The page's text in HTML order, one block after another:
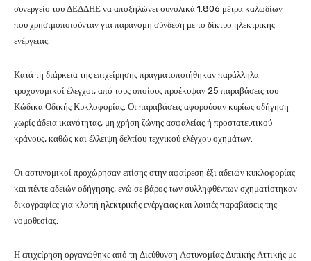
συνεργείο του ΔΕΔΔΗΕ να αποξηλώνει συνολικά 1.806 μέτρα καλωδίων
που χρησιμοποιούνταν για παράνομη σύνδεση με το δίκτυο ηλεκτρικής
ενέργειας.
Κατά τη διάρκεια της επιχείρησης πραγματοποιήθηκαν παράλληλα
τροχονομικοί έλεγχοι, από τους οποίους προέκυψαν 25 παραβάσεις του
Κώδικα Οδικής Κυκλοφορίας. Οι παραβάσεις αφορούσαν κυρίως οδήγηση
χωρίς άδεια ικανότητας, μη χρήση ζώνης ασφαλείας ή προστατευτικού
κράνους, καθώς και έλλειψη δελτίου τεχνικού ελέγχου οχημάτων.
Οι αστυνομικοί προχώρησαν επίσης στην αφαίρεση έξι αδειών κυκλοφορίας
και πέντε αδειών οδήγησης, ενώ σε βάρος των συλληφθέντων σχηματίστηκαν
δικογραφίες για κλοπή ηλεκτρικής ενέργειας και λοιπές παραβάσεις της
νομοθεσίας.
Η επιχείρηση οργανώθηκε από τη Διεύθυνση Αστυνομίας Δυτικής Αττικής με